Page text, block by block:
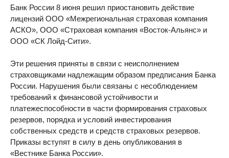
Банк России 8 июня решил приостановить действие
лицензий ООО «Межрегиональная страховая компания
АСКО», ООО «Страховая компания «Восток-Альянс» и
ООО «СК Лойд-Сити».
Эти решения приняты в связи с неисполнением
страховщиками надлежащим образом предписания Банка
России. Нарушения были связаны с несоблюдением
требований к финансовой устойчивости и
платежеспособности в части формирования страховых
резервов, порядка и условий инвестирования
собственных средств и средств страховых резервов.
Приказы вступят в силу в день опубликования в
«Вестнике Банка России».